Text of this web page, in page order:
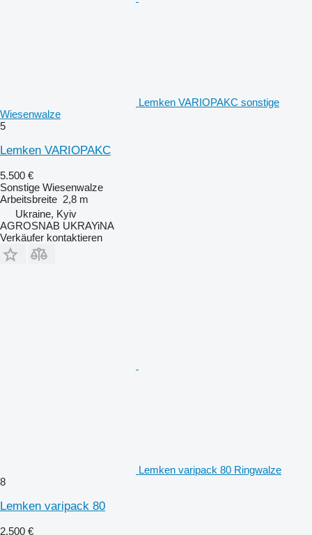
Lemken VARIOPAKC sonstige
Wiesenwalze
5
Lemken VARIOPAKC
5.500 €
Sonstige Wiesenwalze
Arbeitsbreite 2,8 m
Ukraine, Kyiv
AGROSNAB UKRAYiNA
Verkäufer kontaktieren
Lemken varipack 80 Ringwalze
8
Lemken varipack 80
2.500 €